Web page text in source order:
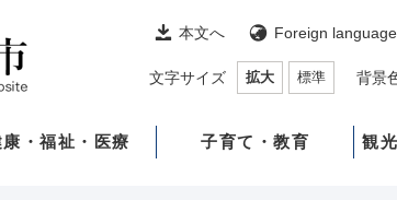
本文へ Foreign language
文字サイズ 拡大 標準 背景
康・福祉・医療 子育て・教育 観